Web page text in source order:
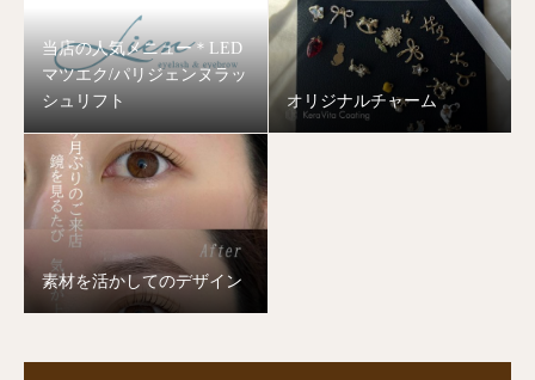
当店の人気メニュー＊LED
マツエク/パリジェンヌラッ
シュリフト
オリジナルチャーム
素材を活かしてのデザイン